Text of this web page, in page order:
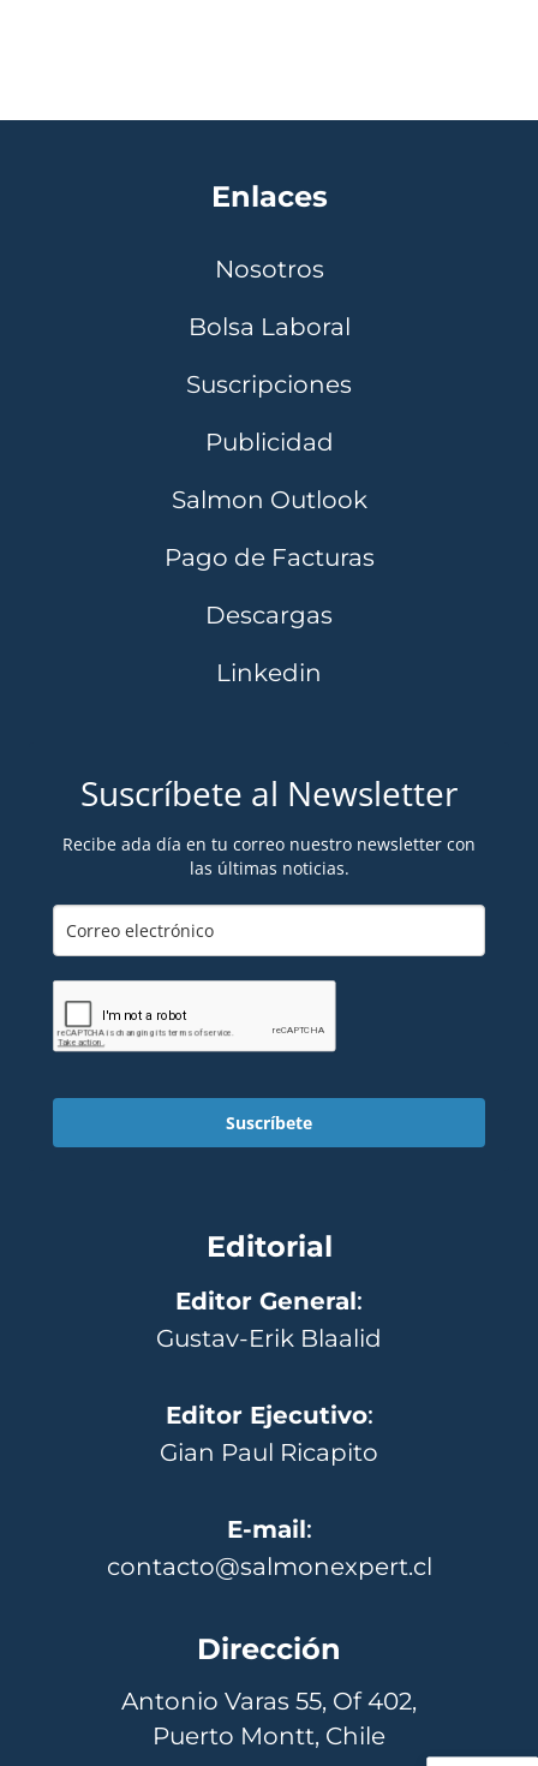
Enlaces
Nosotros
Bolsa Laboral
Suscripciones
Publicidad
Salmon Outlook
Pago de Facturas
Descargas
Linkedin
Suscríbete al Newsletter
Recibe ada día en tu correo nuestro newsletter con
las últimas noticias.
Suscríbete
Editorial
Editor General:
Gustav-Erik Blaalid
Editor Ejecutivo:
Gian Paul Ricapito
E-mail:
contacto@salmonexpert.cl
Dirección
Antonio Varas 55, Of 402,
Puerto Montt, Chile